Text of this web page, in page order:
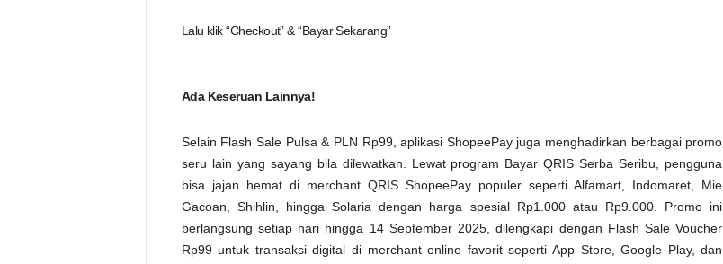
Lalu klik “Checkout” & “Bayar Sekarang”
Ada Keseruan Lainnya!
Selain Flash Sale Pulsa & PLN Rp99, aplikasi ShopeePay juga menghadirkan berbagai promo
seru lain yang sayang bila dilewatkan. Lewat program Bayar QRIS Serba Seribu, pengguna
bisa jajan hemat di merchant QRIS ShopeePay populer seperti Alfamart, Indomaret, Mie
Gacoan, Shihlin, hingga Solaria dengan harga spesial Rp1.000 atau Rp9.000. Promo ini
berlangsung setiap hari hingga 14 September 2025, dilengkapi dengan Flash Sale Voucher
Rp99 untuk transaksi digital di merchant online favorit seperti App Store, Google Play, dan